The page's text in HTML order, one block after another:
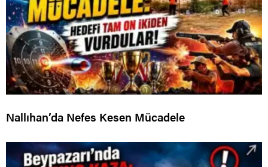
Nallıhan’da Nefes Kesen Mücadele